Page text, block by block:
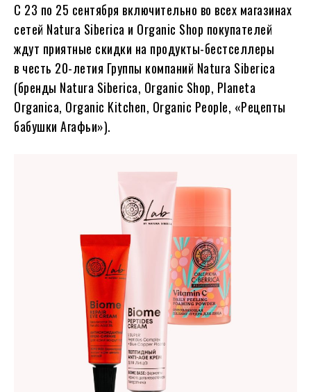
С 23 по 25 сентября включительно во всех магазинах
сетей Natura Siberica и Organic Shop покупателей
ждут приятные скидки на продукты-бестселлеры
в честь 20-летия Группы компаний Natura Siberica
(бренды Natura Siberica, Organic Shop, Planeta
Organica, Organic Kitchen, Organic People, «Рецепты
бабушки Агафьи»).